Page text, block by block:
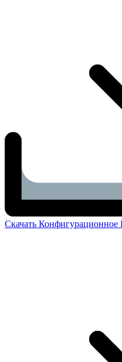
Скачать